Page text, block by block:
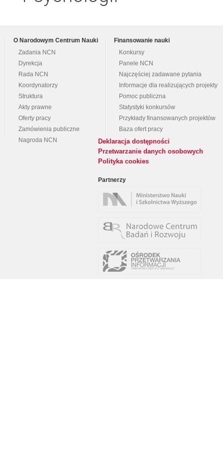
O Narodowym Centrum Nauki
Zadania NCN
Dyrekcja
Rada NCN
Koordynatorzy
Struktura
Akty prawne
Oferty pracy
Zamówienia publiczne
Nagroda NCN
Finansowanie nauki
Konkursy
Panele NCN
Najczęściej zadawane pytania
Informacje dla realizujących projekty
Pomoc publiczna
Statystyki konkursów
Przykłady finansowanych projektów
Baza ofert pracy
Deklaracja dostępności
Przetwarzanie danych osobowych
Polityka cookies
Partnerzy